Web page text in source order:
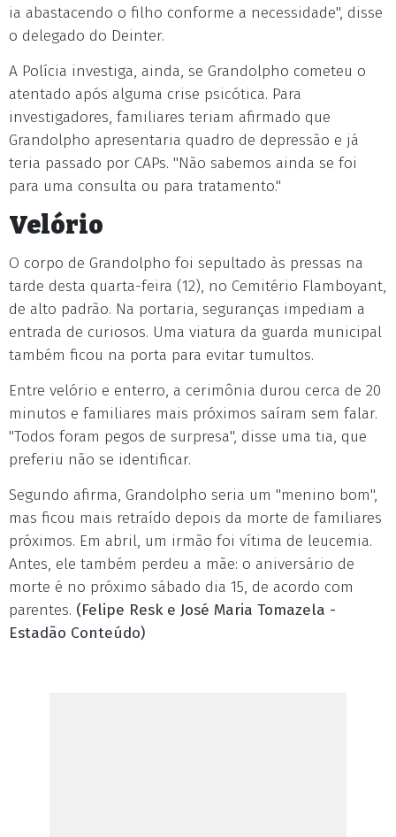
ia abastacendo o filho conforme a necessidade", disse
o delegado do Deinter.
A Polícia investiga, ainda, se Grandolpho cometeu o
atentado após alguma crise psicótica. Para
investigadores, familiares teriam afirmado que
Grandolpho apresentaria quadro de depressão e já
teria passado por CAPs. "Não sabemos ainda se foi
para uma consulta ou para tratamento."
Velório
O corpo de Grandolpho foi sepultado às pressas na
tarde desta quarta-feira (12), no Cemitério Flamboyant,
de alto padrão. Na portaria, seguranças impediam a
entrada de curiosos. Uma viatura da guarda municipal
também ficou na porta para evitar tumultos.
Entre velório e enterro, a cerimônia durou cerca de 20
minutos e familiares mais próximos saíram sem falar.
"Todos foram pegos de surpresa", disse uma tia, que
preferiu não se identificar.
Segundo afirma, Grandolpho seria um "menino bom",
mas ficou mais retraído depois da morte de familiares
próximos. Em abril, um irmão foi vítima de leucemia.
Antes, ele também perdeu a mãe: o aniversário de
morte é no próximo sábado dia 15, de acordo com
parentes. (Felipe Resk e José Maria Tomazela -
Estadão Conteúdo)